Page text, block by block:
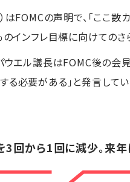
はFOMCの声明で、「ここ数
のインフレ目標に向けての
ウエル議長はFOMC後の会
る必要がある」と発言してい
回から1回に減少。来年